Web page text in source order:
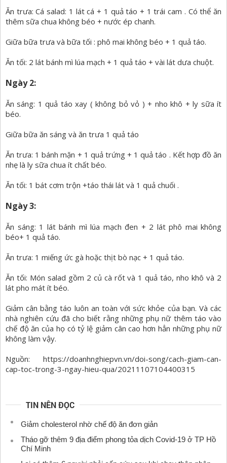
Ăn trưa: Cá salad: 1 lát cá + 1 quả táo + 1 trái cam . Có thể ăn
thêm sữa chua không béo + nước ép chanh.
Giữa bữa trưa và bữa tối : phô mai không béo + 1 quả táo.
Ăn tối: 2 lát bánh mì lúa mạch + 1 quả táo + vài lát dưa chuột.
Ngày 2:
Ăn sáng: 1 quả táo xay ( không bỏ vỏ ) + nho khô + ly sữa ít
béo.
Giữa bữa ăn sáng và ăn trưa 1 quả táo
Ăn trưa: 1 bánh mặn + 1 quả trứng + 1 quả táo . Kết hợp đồ ăn
nhẹ là ly sữa chua ít chất béo.
Ăn tối: 1 bát cơm trộn +táo thái lát và 1 quả chuối .
Ngày 3:
Ăn sáng: 1 lát bánh mì lúa mạch đen + 2 lát phô mai không
béo+ 1 quả táo.
Ăn trưa: 1 miếng ức gà hoặc thịt bò nạc + 1 quả táo.
Ăn tối: Món salad gồm 2 củ cà rốt và 1 quả táo, nho khô và 2
lát pho mát ít béo.
Giảm cân bằng táo luôn an toàn với sức khỏe của bạn. Và các
nhà nghiên cứu đã cho biết rằng những phụ nữ thêm táo vào
chế độ ăn của họ có tỷ lệ giảm cân cao hơn hẳn những phụ nữ
không làm vậy.
Nguồn: https://doanhnghiepvn.vn/doi-song/cach-giam-can-
cap-toc-trong-3-ngay-hieu-qua/20211107104400315
TIN NÊN ĐỌC
Giảm cholesterol nhờ chế độ ăn đơn giản
Tháo gỡ thêm 9 địa điểm phong tỏa dịch Covid-19 ở TP Hồ
Chí Minh